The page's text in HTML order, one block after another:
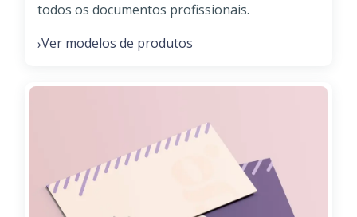
todos os documentos profissionais.
›Ver modelos de produtos